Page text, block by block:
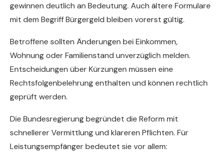
gewinnen deutlich an Bedeutung. Auch ältere Formulare
mit dem Begriff Bürgergeld bleiben vorerst gültig.
Betroffene sollten Änderungen bei Einkommen,
Wohnung oder Familienstand unverzüglich melden.
Entscheidungen über Kürzungen müssen eine
Rechtsfolgenbelehrung enthalten und können rechtlich
geprüft werden.
Die Bundesregierung begründet die Reform mit
schnellerer Vermittlung und klareren Pflichten. Für
Leistungsempfänger bedeutet sie vor allem: